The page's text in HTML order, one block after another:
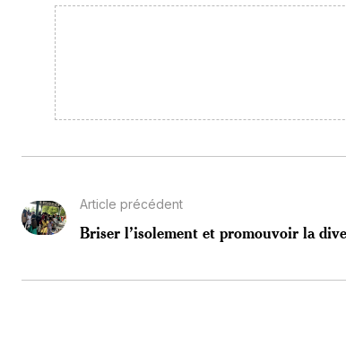
Article précédent
Briser l’isolement et promouvoir la